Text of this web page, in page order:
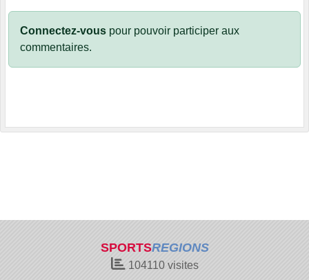
Connectez-vous pour pouvoir participer aux
commentaires.
SPORTSREGIONS
104110visites